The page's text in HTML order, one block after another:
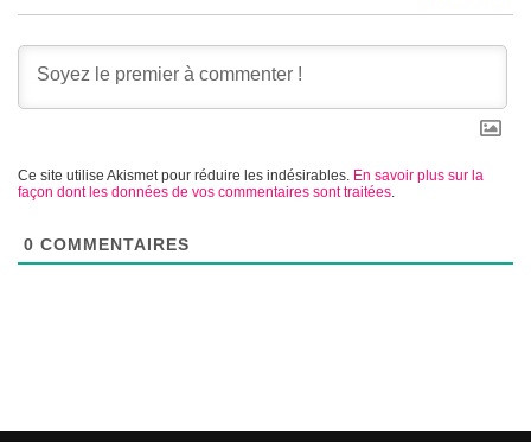
Ce site utilise Akismet pour réduire les indésirables. En savoir plus sur la
façon dont les données de vos commentaires sont traitées.
0 COMMENTAIRES